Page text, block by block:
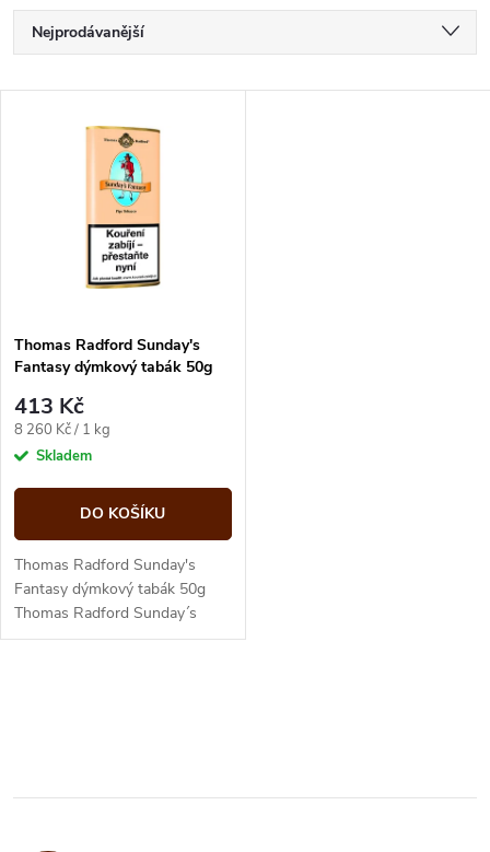
Ř
a
p
r
o
d
u
k
Nejprodávanější
s
p
r
o
d
u
Thomas Radford Sunday's
Fantasy dýmkový tabák 50g
413 Kč
Měrná
cena:
8 260 Kč / 1 kg
Skladem
DO KOŠÍKU
Thomas Radford Sunday's
Fantasy dýmkový tabák 50g
Thomas Radford Sunday´s
Fantasy je velmi kvalitní směs
l